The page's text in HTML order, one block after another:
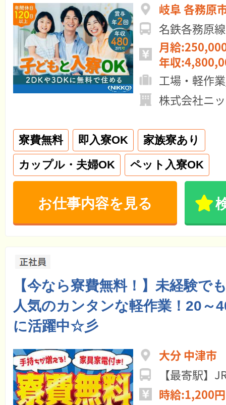
岐阜 各務原
名鉄各務原
月給
年収
工場・軽作
株式会社ニ
寮費無料 即入寮OK
家族寮あり
カップル・夫婦OK
ペット入寮OK
お仕事内容を見る
【今なら寮費無料！】未経験で
人気のカンタンな軽作業！20～
に活躍中☆彡
大分 中津市
【最寄駅】
時給:1,200